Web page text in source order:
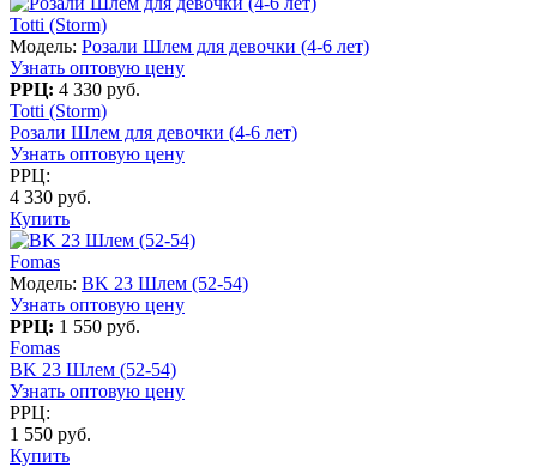
Totti (Storm)
Модель: Розали Шлем для девочки (4-6 лет)
Узнать оптовую цену
РРЦ: 4 330 руб.
Totti (Storm)
Розали Шлем для девочки (4-6 лет)
Узнать оптовую цену
РРЦ:
4 330 руб.
Купить
Fomas
Модель: BK 23 Шлем (52-54)
Узнать оптовую цену
РРЦ: 1 550 руб.
Fomas
BK 23 Шлем (52-54)
Узнать оптовую цену
РРЦ:
1 550 руб.
Купить